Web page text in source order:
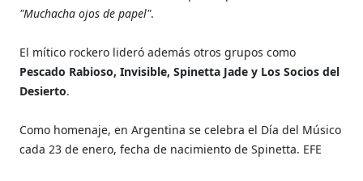
"Muchacha ojos de papel".
El mítico rockero lideró además otros grupos como
Pescado Rabioso, Invisible, Spinetta Jade y Los Socios del
Desierto.
Como homenaje, en Argentina se celebra el Día del Músico
cada 23 de enero, fecha de nacimiento de Spinetta. EFE